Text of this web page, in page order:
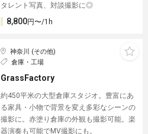
タレント写真、対談撮影に◎
8,800円〜/1h
神奈川 (その他)
倉庫・工場
GrassFactory
約450平米の大型倉庫スタジオ。豊富にあ
る家具・小物で背景を変え多彩なシーンの
撮影に。赤塗り倉庫の外観も撮影可能。楽
器演奏も可能でMV撮影にも。